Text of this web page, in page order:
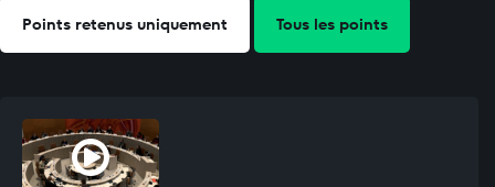
Points retenus uniquement Tous les points